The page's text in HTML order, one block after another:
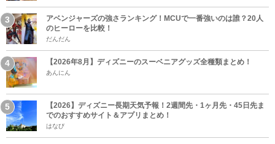
アベンジャーズの強さランキング！MCUで一番強いのは誰？20人
のヒーローを比較！
だんだん
【2026年8月】ディズニーのスーベニアグッズ全種類まとめ！
あんにん
【2026】ディズニー長期天気予報！2週間先・1ヶ月先・45日先ま
でのおすすめサイト＆アプリまとめ！
はなび